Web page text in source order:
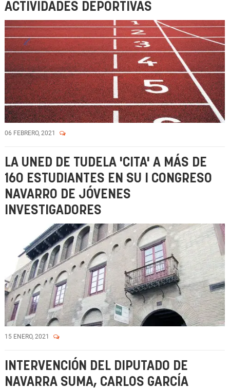
ACTIVIDADES DEPORTIVAS
06 FEBRERO, 2021
LA UNED DE TUDELA 'CITA' A MÁS DE
160 ESTUDIANTES EN SU I CONGRESO
NAVARRO DE JÓVENES
INVESTIGADORES
15 ENERO, 2021
INTERVENCIÓN DEL DIPUTADO DE
NAVARRA SUMA, CARLOS GARCÍA